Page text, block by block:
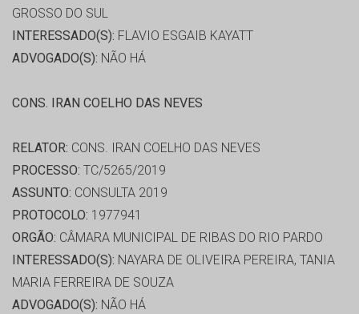
GROSSO DO SUL
INTERESSADO(S): FLAVIO ESGAIB KAYATT
ADVOGADO(S): NÃO HÁ
CONS. IRAN COELHO DAS NEVES
RELATOR: CONS. IRAN COELHO DAS NEVES
PROCESSO: TC/5265/2019
ASSUNTO: CONSULTA 2019
PROTOCOLO: 1977941
ORGÃO: CÂMARA MUNICIPAL DE RIBAS DO RIO PARDO
INTERESSADO(S): NAYARA DE OLIVEIRA PEREIRA, TANIA
MARIA FERREIRA DE SOUZA
ADVOGADO(S): NÃO HÁ